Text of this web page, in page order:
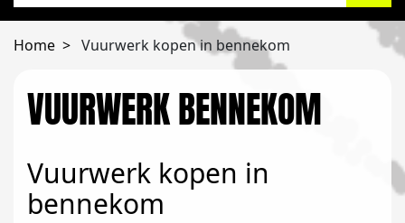
Home Vuurwerk kopen in bennekom
VUURWERK BENNEKOM
Vuurwerk kopen in
bennekom